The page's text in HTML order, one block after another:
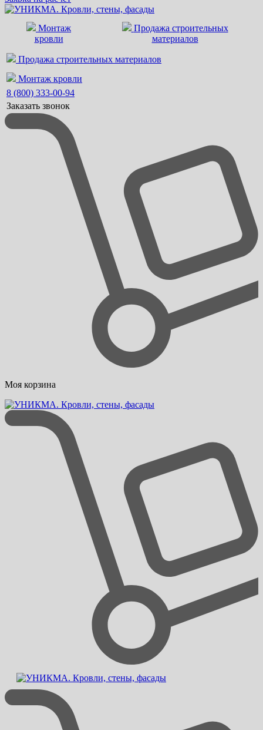
Монтаж
кровли
Продажа строительных
материалов
Продажа строительных материалов
Монтаж кровли
8 (800) 333-00-94
Заказать звонок
Моя корзина